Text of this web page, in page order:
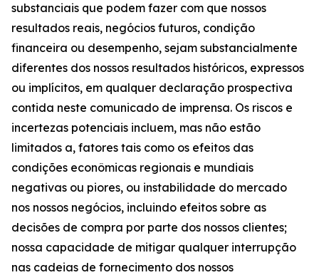
substanciais que podem fazer com que nossos
resultados reais, negócios futuros, condição
financeira ou desempenho, sejam substancialmente
diferentes dos nossos resultados históricos, expressos
ou implícitos, em qualquer declaração prospectiva
contida neste comunicado de imprensa. Os riscos e
incertezas potenciais incluem, mas não estão
limitados a, fatores tais como os efeitos das
condições econômicas regionais e mundiais
negativas ou piores, ou instabilidade do mercado
nos nossos negócios, incluindo efeitos sobre as
decisões de compra por parte dos nossos clientes;
nossa capacidade de mitigar qualquer interrupção
nas cadeias de fornecimento dos nossos